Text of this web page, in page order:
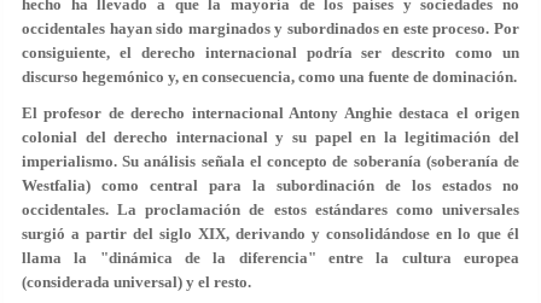
hecho ha llevado a que la mayoría de los países y sociedades no
occidentales hayan sido marginados y subordinados en este proceso. Por
consiguiente, el derecho internacional podría ser descrito como un
discurso hegemónico y, en consecuencia, como una fuente de dominación.
El profesor de derecho internacional Antony Anghie destaca el origen
colonial del derecho internacional y su papel en la legitimación del
imperialismo. Su análisis señala el concepto de soberanía (soberanía de
Westfalia) como central para la subordinación de los estados no
occidentales. La proclamación de estos estándares como universales
surgió a partir del siglo XIX, derivando y consolidándose en lo que él
llama la "dinámica de la diferencia" entre la cultura europea
(considerada universal) y el resto.